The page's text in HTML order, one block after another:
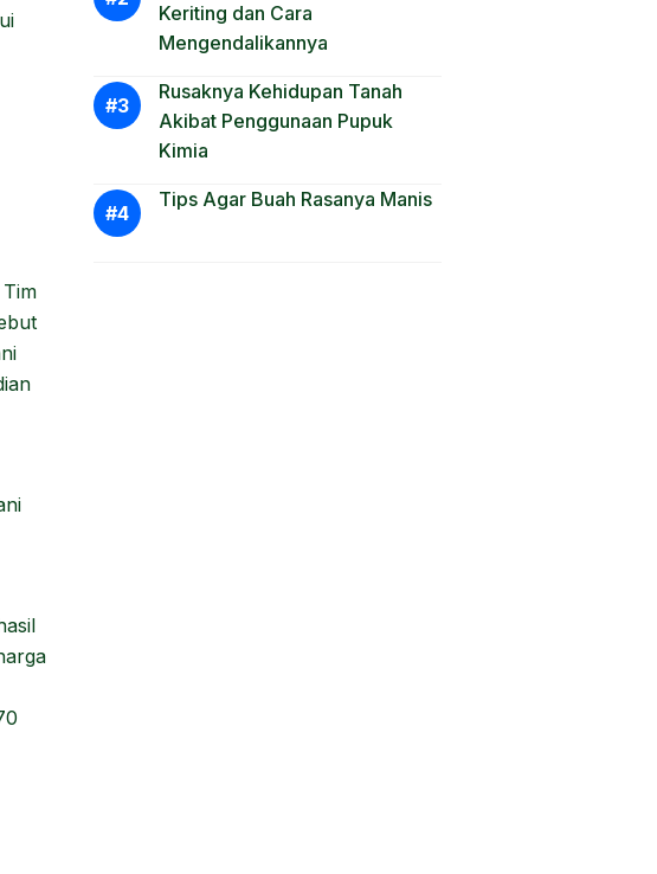
Keriting dan Cara
Mengendalikannya
Rusaknya Kehidupan Tanah
Akibat Penggunaan Pupuk
Kimia
Tips Agar Buah Rasanya Manis